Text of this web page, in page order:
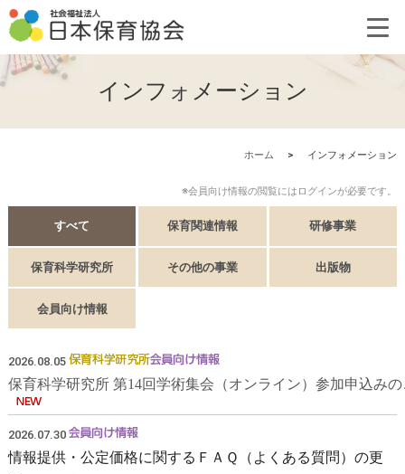
インフォメーション
ホーム > インフォメーション
※会員向け情報の閲覧にはログインが必要です。
すべて 保育関連情報 研修事業
保育科学研究所 その他の事業 出版物
会員向け情報
2026.08.05
保育科学研究所 第14回学術集会（オンライン）参加申込み
2026.07.30
情報提供・公定価格に関するＦＡＱ（よくある質問）の更